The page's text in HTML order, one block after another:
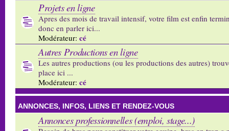
Projets en ligne
Apres des mois de travail intensif, votre film est enfin
donc en parler ici...
Modérateur: cé
Autres Productions en ligne
Les autres productions (ou les productions des autres)
place ici ...
Modérateur: cé
ANNONCES, INFOS, LIENS ET RENDEZ-VOUS
Annonces professionnelles (emploi, stage...)